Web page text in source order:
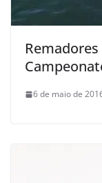
6 de maio de